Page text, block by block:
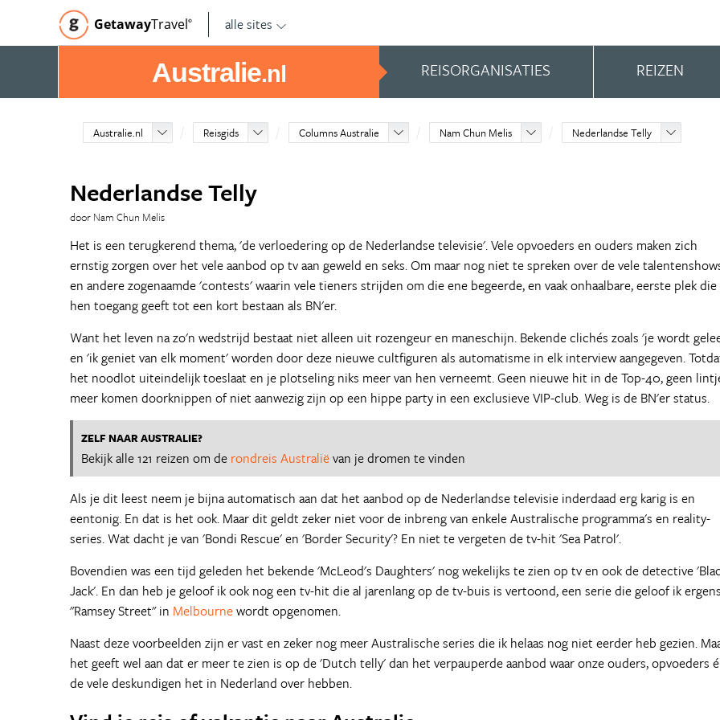
GetawayTravel© alle sites
Australie.nl REISORGANISATIES REIZEN
Australie.nl Reisgids Columns Australie Nam Chun Melis Nederlandse Telly
Nederlandse Telly
door Nam Chun Melis
Het is een terugkerend thema, 'de verloedering op de Nederlandse televisie'. Vele opvoeders en ouders maken zich
ernstig zorgen over het vele aanbod op tv aan geweld en seks. Om maar nog niet te spreken over de vele
en andere zogenaamde 'contests' waarin vele tieners strijden om die ene begeerde, en vaak onhaalbare, eerste plek die
hen toegang geeft tot een kort bestaan als BN'er.
Want het leven na zo'n wedstrijd bestaat niet alleen uit rozengeur en maneschijn. Bekende clichés zoals 'je wordt
en 'ik geniet van elk moment' worden door deze nieuwe cultfiguren als automatisme in elk interview aangegeven.
het noodlot uiteindelijk toeslaat en je plotseling niks meer van hen verneemt. Geen nieuwe hit in de Top-40, geen
meer komen doorknippen of niet aanwezig zijn op een hippe party in een exclusieve VIP-club. Weg is de BN'er status.
ZELF NAAR AUSTRALIE?
Bekijk alle 121 reizen om de rondreis Australiëvan je dromen te vinden
Als je dit leest neem je bijna automatisch aan dat het aanbod op de Nederlandse televisie inderdaad erg karig is en
eentonig. En dat is het ook. Maar dit geldt zeker niet voor de inbreng van enkele Australische programma's en reality-
series. Wat dacht je van 'Bondi Rescue' en 'Border Security'? En niet te vergeten de tv-hit 'Sea Patrol'.
Bovendien was een tijd geleden het bekende 'McLeod's Daughters' nog wekelijks te zien op tv en ook de detective
Jack'. En dan heb je geloof ik ook nog een tv-hit die al jarenlang op de tv-buis is vertoond, een serie die geloof ik
"Ramsey Street" in Melbournewordt opgenomen.
Naast deze voorbeelden zijn er vast en zeker nog meer Australische series die ik helaas nog niet eerder heb gezien.
het geeft wel aan dat er meer te zien is op de 'Dutch telly' dan het verpauperde aanbod waar onze ouders, opvoeders
de vele deskundigen het in Nederland over hebben.